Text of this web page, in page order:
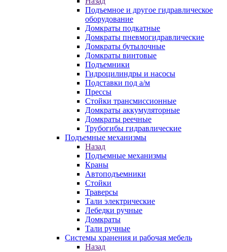
Подъемное и другое гидравлическое
оборудование
Домкраты подкатные
Домкраты пневмогидравлические
Домкраты бутылочные
Домкраты винтовые
Подъемники
Гидроцилиндры и насосы
Подставки под а/м
Прессы
Стойки трансмиссионные
Домкраты аккумуляторные
Домкраты реечные
Трубогибы гидравлические
Подъемные механизмы
Назад
Подъемные механизмы
Краны
Автоподъемники
Стойки
Траверсы
Тали электрические
Лебедки ручные
Домкраты
Тали ручные
Системы хранения и рабочая мебель
Назад